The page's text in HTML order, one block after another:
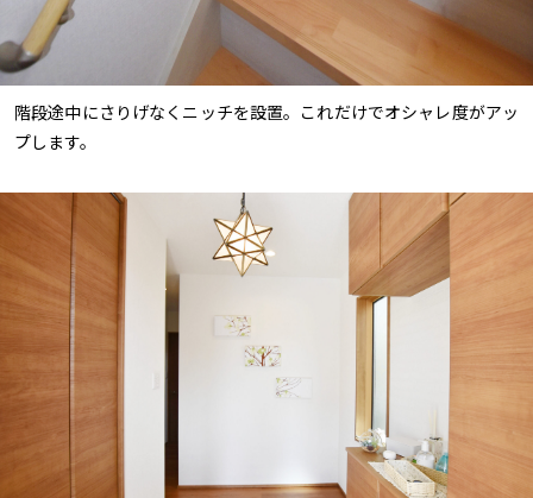
階段途中にさりげなくニッチを設置。これだけでオシャレ度がアッ
プします。